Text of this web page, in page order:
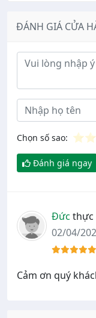
ĐÁNH GIÁ CỬA
Ý kiến đánh giá
Chọn số sao: ⭐⭐
Đánh giá ngay
Đức thực
02/04/
Cảm ơn quý